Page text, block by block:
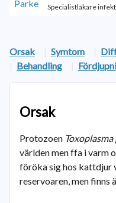
Specialistläkare
Orsak | Symtom |
| Behandling |
Orsak
Protozoen
världen men ffa i varm
föröka sig hos kattdjur
reservoaren, men finns